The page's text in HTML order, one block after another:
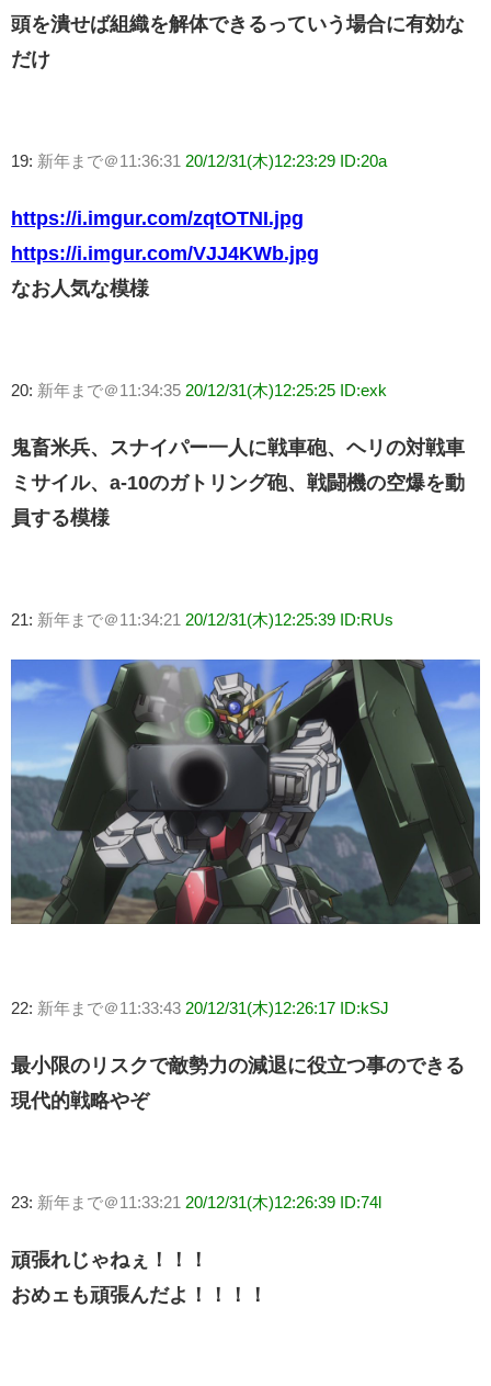
頭を潰せば組織を解体できるっていう場合に有効な
だけ
19: 新年まで＠11:36:31 20/12/31(木)12:23:29 ID:20a
https://i.imgur.com/zqtOTNI.jpg
https://i.imgur.com/VJJ4KWb.jpg
なお人気な模様
20: 新年まで＠11:34:35 20/12/31(木)12:25:25 ID:exk
鬼畜米兵、スナイパー一人に戦車砲、ヘリの対戦車
ミサイル、a-10のガトリング砲、戦闘機の空爆を動
員する模様
21: 新年まで＠11:34:21 20/12/31(木)12:25:39 ID:RUs
22: 新年まで＠11:33:43 20/12/31(木)12:26:17 ID:kSJ
最小限のリスクで敵勢力の減退に役立つ事のできる
現代的戦略やぞ
23: 新年まで＠11:33:21 20/12/31(木)12:26:39 ID:74l
頑張れじゃねぇ！！！
おめェも頑張んだよ！！！！